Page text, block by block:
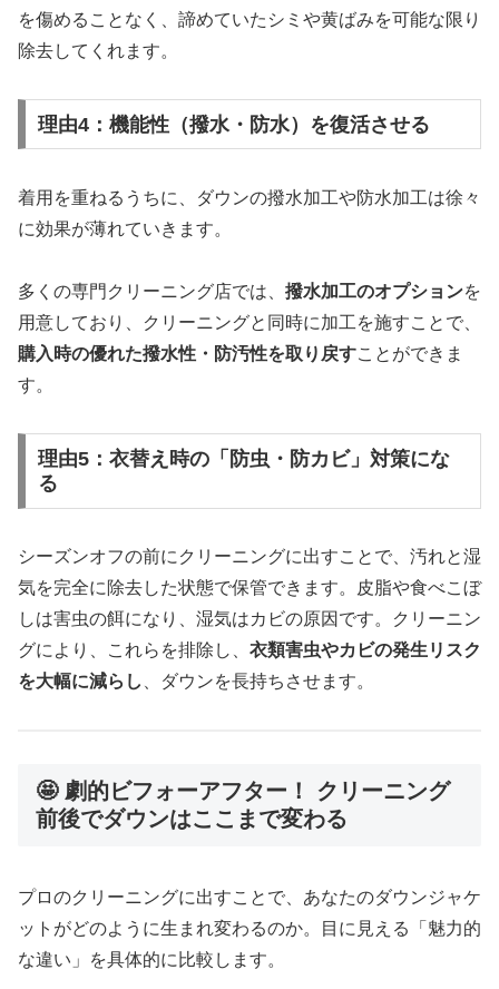
を傷めることなく、諦めていたシミや黄ばみを可能な限り
除去してくれます。
理由4：機能性（撥水・防水）を復活させる
着用を重ねるうちに、ダウンの撥水加工や防水加工は徐々
に効果が薄れていきます。
多くの専門クリーニング店では、 撥水加工のオプションを
用意しており、クリーニングと同時に加工を施すことで、
購入時の優れた撥水性・防汚性を取り戻すことができま
す。
理由5：衣替え時の「防虫・防カビ」対策にな
る
シーズンオフの前にクリーニングに出すことで、汚れと湿
気を完全に除去した状態で保管できます。皮脂や食べこぼ
しは害虫の餌になり、湿気はカビの原因です。クリーニン
グにより、これらを排除し、 衣類害虫やカビの発生リスク
を大幅に減らし
、ダウンを長持ちさせます。
🤩 劇的ビフォーアフター！ クリーニング
前後でダウンはここまで変わる
プロのクリーニングに出すことで、あなたのダウンジャケ
ットがどのように生まれ変わるのか。目に見える「魅力的
な違い」を具体的に比較します。